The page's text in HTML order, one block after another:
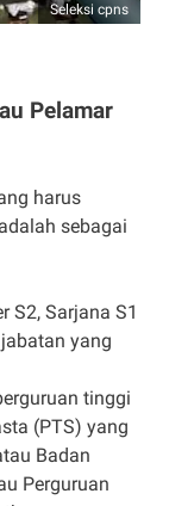
Seleksi cpns
Pelamar
harus
sebagai
S2, Sarjana S1
yang
tinggi
(PTS) yang
Badan
Perguruan